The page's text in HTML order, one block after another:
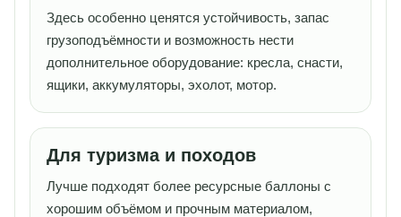
Здесь особенно ценятся устойчивость, запас
грузоподъёмности и возможность нести
дополнительное оборудование: кресла, снасти,
ящики, аккумуляторы, эхолот, мотор.
Для туризма и походов
Лучше подходят более ресурсные баллоны с
хорошим объёмом и прочным материалом,